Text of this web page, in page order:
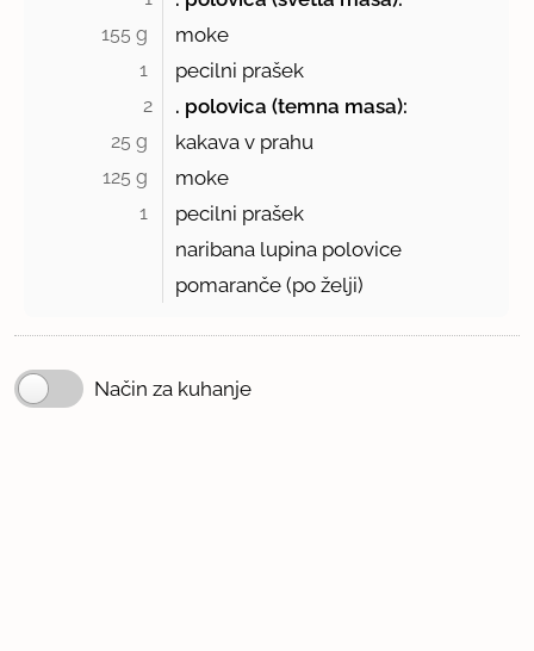
155 g moke
1 pecilni prašek
2 . polovica (temna masa):
25 g kakava v prahu
125 g moke
1
pecilni prašek
naribana lupina polovice
pomaranče (po želji)
Način za kuhanje